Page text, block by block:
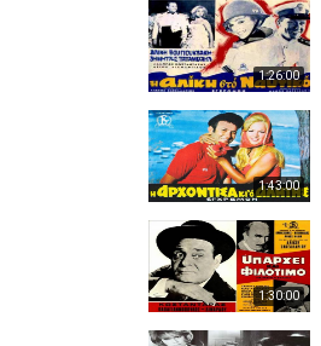
1:26:00
1:43:00
1:30:00